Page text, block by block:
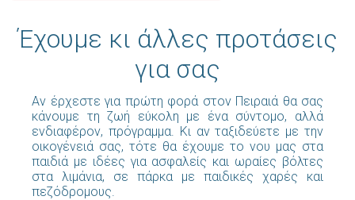
Έχουμε κι άλλες προτάσεις
για σας
Αν έρχεστε για πρώτη φορά στον Πειραιά θα σας
κάνουμε τη ζωή εύκολη με ένα σύντομο, αλλά
ενδιαφέρον, πρόγραμμα. Κι αν ταξιδεύετε με την
οικογένειά σας, τότε θα έχουμε το νου μας στα
παιδιά με ιδέες για ασφαλείς και ωραίες βόλτες
στα λιμάνια, σε πάρκα με παιδικές χαρές και
πεζόδρομους.